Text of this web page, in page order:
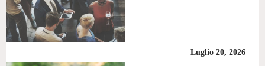
Luglio 20, 2026